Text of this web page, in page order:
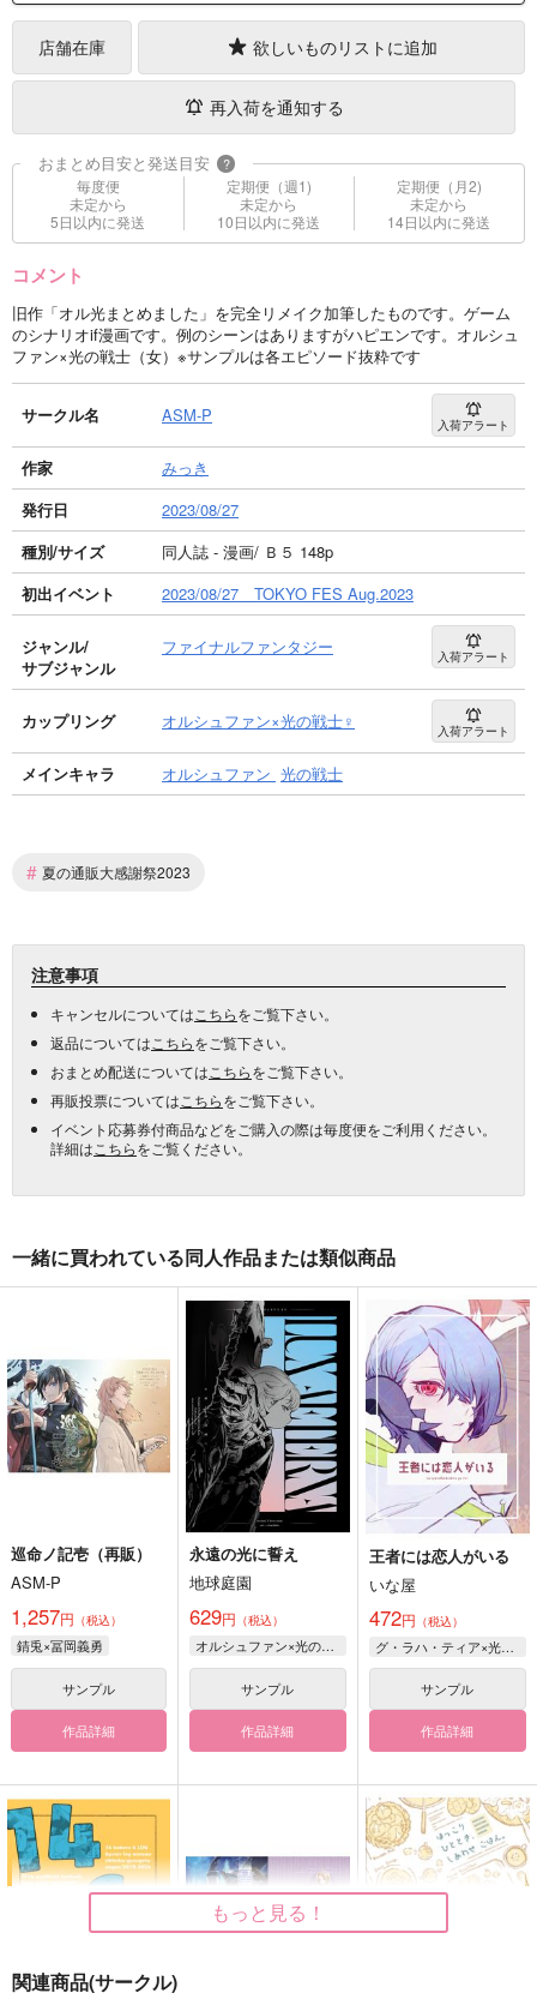
店舗在庫 欲しいものリストに追加
再入荷を通知する
おまとめ目安と発送目安 ?
毎度便
未定から
5日以内に発送
定期便（週1)
未定から
10日以内に発送
定期便（月2)
未定から
14日以内に発送
コメント
旧作「オル光まとめました」を完全リメイク加筆したものです。ゲーム
のシナリオif漫画です。例のシーンはありますがハピエンです。オルシュ
ファン×光の戦士（女）※サンプルは各エピソード抜粋です
サークル名 ASM-P 入荷アラート
作家
みっき
発行日
2023/08/27
種別/サイズ
同人誌 - 漫画/ Ｂ５ 148p
初出イベント
2023/08/27 TOKYO FES Aug.2023
ジャンル/
サブジャンル
ファイナルファンタジー 入荷アラート
カップリング オルシュファン×光の戦士♀ 入荷アラート
メインキャラ オルシュファン 光の戦士
# 夏の通販大感謝祭2023
注意事項
キャンセルについては こちらをご覧下さい。
返品については こちらをご覧下さい。
おまとめ配送については こちらをご覧下さい。
再販投票については こちらをご覧下さい。
イベント応募券付商品などをご購入の際は毎度便をご利用ください。
詳細は こちらをご覧ください。
一緒に買われている同人作品または類似商品
巡命ノ記壱（再販）
ASM-P
1,257円 （税込）
錆兎×冨岡義勇
サンプル
作品詳細
永遠の光に誓え
地球庭園
629円 （税込）
オルシュファン×光の戦士♀
サンプル
作品詳細
王者には恋人がいる
いな屋
472円 （税込）
グ・ラハ・ティア×光の戦士♀
サンプル
作品詳細
もっと見る！
関連商品(サークル)